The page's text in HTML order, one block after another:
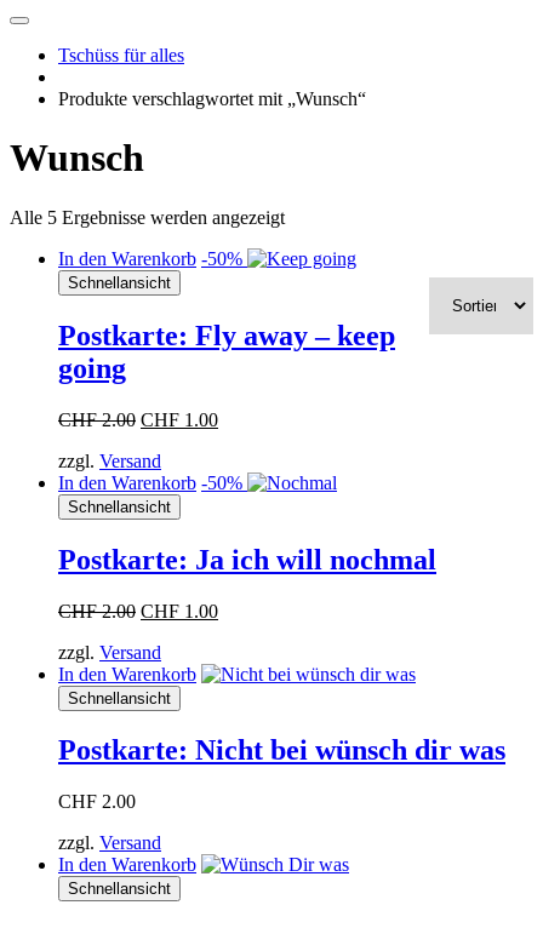
Tschüss für alles
Produkte verschlagwortet mit „Wunsch“
Wunsch
Alle 5 Ergebnisse werden angezeigt
In den Warenkorb -50%
Schnellansicht
Postkarte: Fly away – keep
going
CHF2.00 Ursprünglicher
war:
CHF 2.00
CHF 1.00Aktueller
CHF 1.00.
zzgl. Versand
In den Warenkorb -50%
Schnellansicht
Postkarte: Ja ich will nochmal
CHF2.00 Ursprünglicher
war:
CHF 2.00
CHF 1.00Aktueller
CHF 1.00.
zzgl. Versand
In den Warenkorb
Schnellansicht
Postkarte: Nicht bei wünsch dir was
CHF 2.00
zzgl. Versand
In den Warenkorb
Schnellansicht